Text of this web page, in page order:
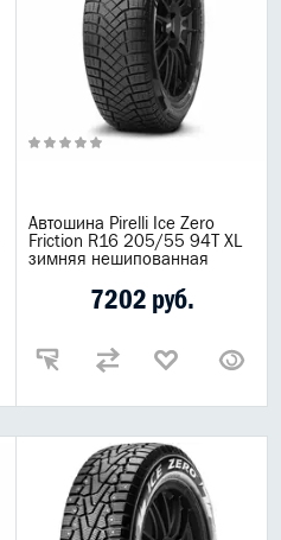
Автошина Pirelli Ice Zero
Friction R16 205/55 94T XL
зимняя нешипованная
7202 руб.